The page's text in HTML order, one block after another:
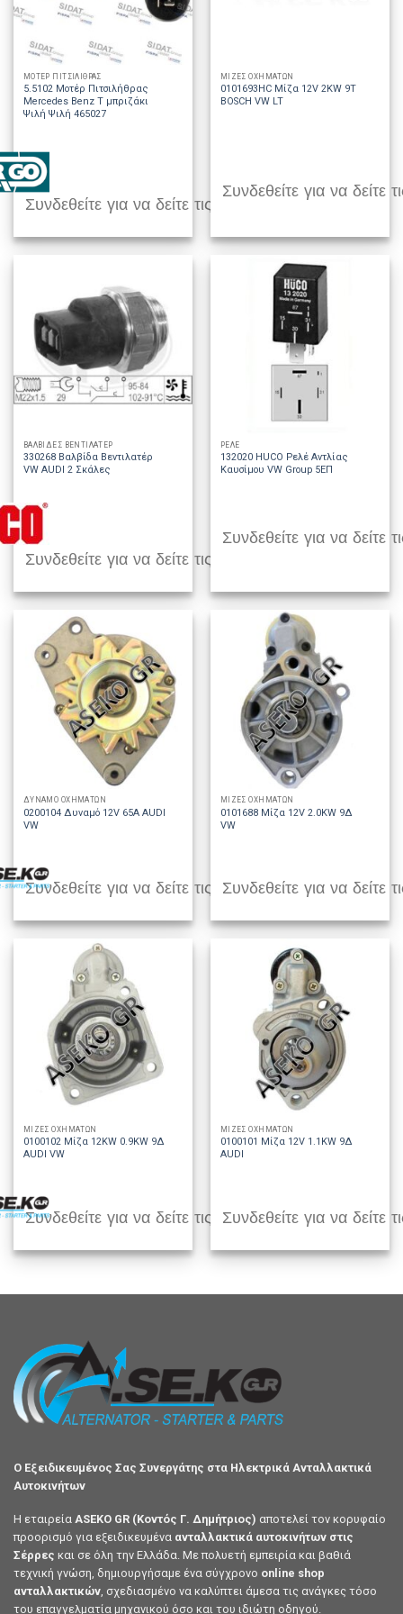
ΜΟΤΕΡ ΠΙΤΣΙΛΙΘΡΑΣ
5.5102 Μοτέρ Πιτσιλήθρας
Mercedes Benz T μπριζάκι
Ψιλή Ψιλή 465027
Συνδεθείτε για να δείτε τις τιμές
ΜΙΖΕΣ ΟΧΗΜΑΤΩΝ
0101693HC Μίζα 12V 2KW 9T
BOSCH VW LT
Συνδεθείτε για να δείτε
ΒΑΛΒΙΔΕΣ ΒΕΝΤΙΛΑΤΕΡ
330268 Βαλβίδα Βεντιλατέρ
VW AUDI 2 Σκάλες
Συνδεθείτε για να δείτε τις τιμές
ΡΕΛΕ
132020 HUCO Ρελέ Αντλίας
Καυσίμου VW Group 5EΠ
Συνδεθείτε για να δείτε
ΔΥΝΑΜΟ ΟΧΗΜΑΤΩΝ
0200104 Δυναμό 12V 65A AUDI
VW
Συνδεθείτε για να δείτε τις τιμές
ΜΙΖΕΣ ΟΧΗΜΑΤΩΝ
0101688 Μίζα 12V 2.0KW 9Δ
VW
Συνδεθείτε για να δείτε
ΜΙΖΕΣ ΟΧΗΜΑΤΩΝ
0100102 Μίζα 12KW 0.9KW 9Δ
AUDI VW
Συνδεθείτε για να δείτε τις τιμές
ΜΙΖΕΣ ΟΧΗΜΑΤΩΝ
0100101 Μίζα 12V 1.1KW 9Δ
AUDI
Συνδεθείτε για να δείτε
Ο Εξειδικευμένος Σας Συνεργάτης στα Ηλεκτρικά Ανταλλακτικά
Αυτοκινήτων
Η εταιρεία ASEKO GR (Κοντός Γ. Δημήτριος) αποτελεί τον κορυφαίο
προορισμό για εξειδικευμένα ανταλλακτικά αυτοκινήτων στις
Σέρρες και σε όλη την Ελλάδα. Με πολυετή εμπειρία και βαθιά
τεχνική γνώση, δημιουργήσαμε ένα σύγχρονο online shop
ανταλλακτικών , σχεδιασμένο να καλύπτει άμεσα τις ανάγκες τόσο
του επαγγελματία μηχανικού όσο και του ιδιώτη οδηγού.